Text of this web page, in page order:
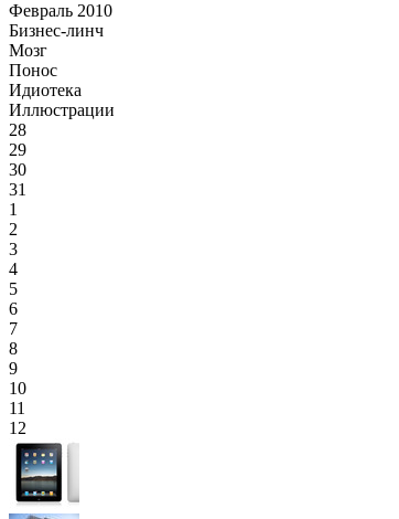
Февраль 2010
Бизнес-линч
Мозг
Понос
Идиотека
Иллюстрации
28
29
30
31
1
2
3
4
5
6
7
8
9
10
11
12